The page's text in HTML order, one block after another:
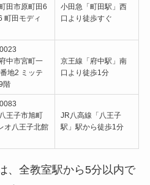
田市原町田6
町田モディ
小田急「町田駅」西
口より徒歩すぐ
中市宮町一
地2 ミッテ
階
京王線「府中駅」南
口より徒歩1分
王子市旭町
オ八王子北館
JR八高線「八王子
駅」駅から徒歩1分
、全教室駅から5分以内で